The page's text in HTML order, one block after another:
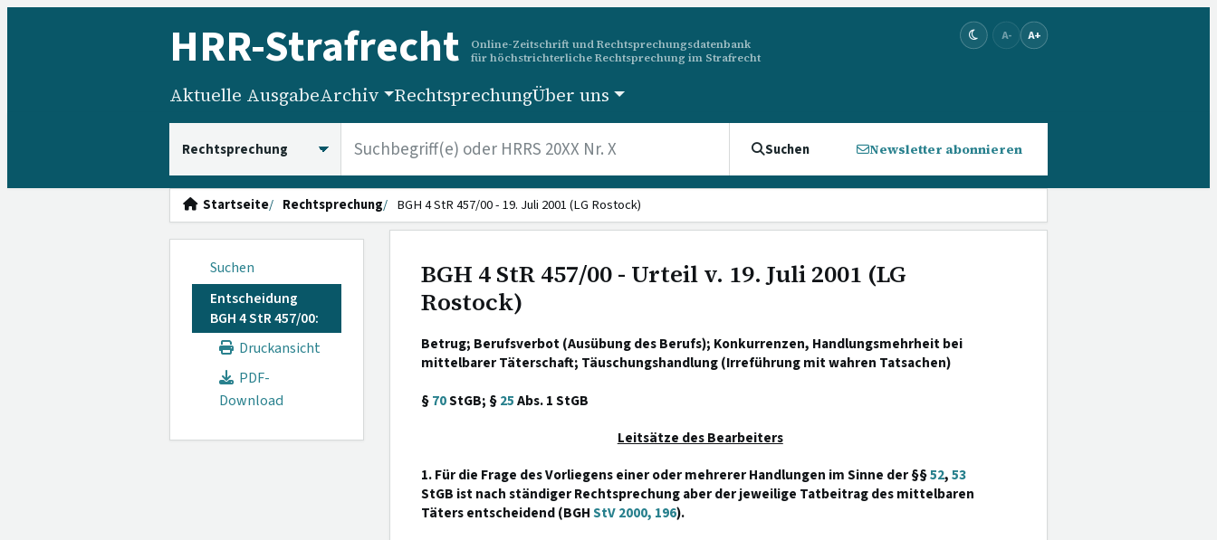
HRR-Strafrecht
Online-Zeitschrift und Rechtsprechungsdatenbank
für höchstrichterliche Rechtsprechung im Strafrecht
A- A+
Aktuelle AusgabeArchiv RechtsprechungÜber uns
Suchen Newsletter abonnieren
Startseite Rechtsprechung BGH 4 StR 457/00 - 19. Juli 2001 (LG Rostock)
Suchen
Entscheidung
BGH 4 StR 457/00:
Druckansicht
PDF-
Download
BGH 4 StR 457/00 - Urteil v. 19. Juli 2001 (LG
Rostock)
Betrug; Berufsverbot (Ausübung des Berufs); Konkurrenzen, Handlungsmehrheit bei
mittelbarer Täterschaft; Täuschungshandlung (Irreführung mit wahren Tatsachen)
§70StGB; §25Abs. 1 StGB
Leitsätze des Bearbeiters
1. Für die Frage des Vorliegens einer oder mehrerer Handlungen im Sinne der §§52,53
StGB ist nach ständiger Rechtsprechung aber der jeweilige Tatbeitrag des mittelbaren
Täters entscheidend (BGHStV 2000, 196).